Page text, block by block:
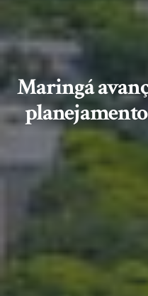
Maringá